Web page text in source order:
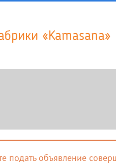
«Kamasana»
подать объявление